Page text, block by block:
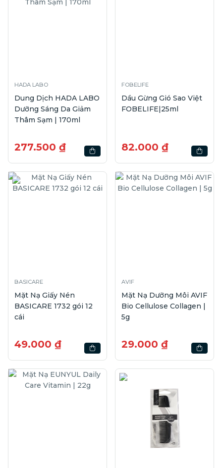
HADA LABO
Dung Dịch HADA LABO
Dưỡng Sáng Da Giảm
Thâm Sạm | 170ml
277.500 ₫
FOBELIFE
Dầu Gừng Gió Sao Việt
FOBELIFE|25ml
82.000 ₫
BASICARE
Mặt Nạ Giấy Nén
BASICARE 1732 gói 12
cái
49.000 ₫
AVIF
Mặt Nạ Dưỡng Môi AVIF
Bio Cellulose Collagen |
5g
29.000 ₫